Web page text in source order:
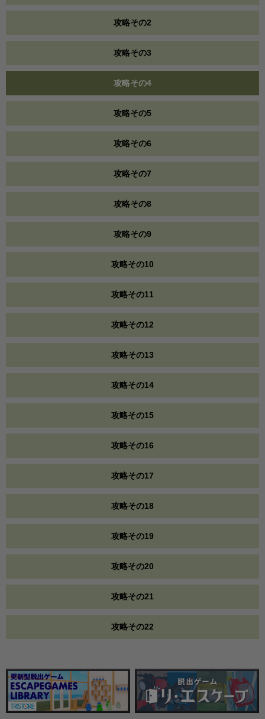
攻略その2
攻略その3
攻略その4
攻略その5
攻略その6
攻略その7
攻略その8
攻略その9
攻略その10
攻略その11
攻略その12
攻略その13
攻略その14
攻略その15
攻略その16
攻略その17
攻略その18
攻略その19
攻略その20
攻略その21
攻略その22